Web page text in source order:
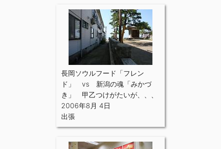
長岡ソウルフード「フレン
ド」 vs 新潟の魂「みかづ
き」 甲乙つけがたいが、、、
2006年8月 4日
出張